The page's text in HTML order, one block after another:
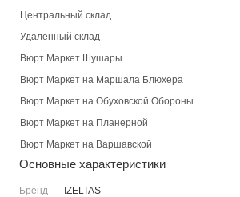
Центральный склад
Удаленный склад
Вюрт Маркет Шушары
Вюрт Маркет на Маршала Блюхера
Вюрт Маркет на Обуховской Обороны
Вюрт Маркет на Планерной
Вюрт Маркет на Варшавской
Основные характеристики
Бренд — IZELTAS